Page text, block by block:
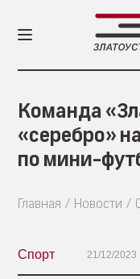
Команда
«серебро»
по мини-
Главная Новости
Спорт 21/12/2023